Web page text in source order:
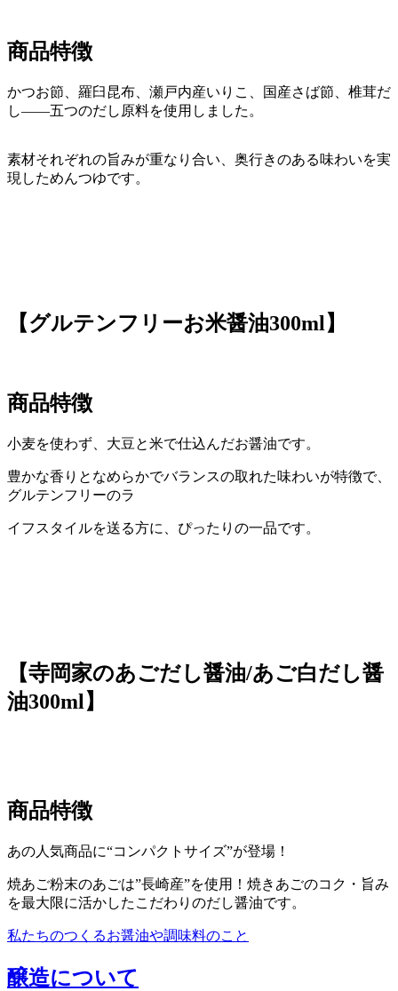
商品特徴
かつお節、羅臼昆布、瀬戸内産いりこ、国産さば節、椎茸だ
し――五つのだし原料を使用しました。
素材それぞれの旨みが重なり合い、奥行きのある味わいを実
現しためんつゆです。
【グルテンフリーお米醤油300ml】
商品特徴
小麦を使わず、大豆と米で仕込んだお醤油です。
豊かな香りとなめらかでバランスの取れた味わいが特徴で、
グルテンフリーのラ
イフスタイルを送る方に、ぴったりの一品です。
【寺岡家のあごだし醤油/あご白だし醤
油300ml】
商品特徴
あの人気商品に“コンパクトサイズ”が登場！
焼あご粉末のあごは”長崎産”を使用！焼きあごのコク・旨み
を最大限に活かしたこだわりのだし醤油です。
私たちのつくるお醤油や調味料のこと
醸造について